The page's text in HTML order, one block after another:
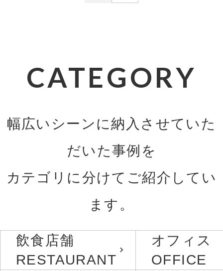
CATEGORY
幅広いシーンに納入させていた
だいた事例を
カテゴリに分けてご紹介してい
ます。
飲食店舗
RESTAURANT
オフィス
OFFICE